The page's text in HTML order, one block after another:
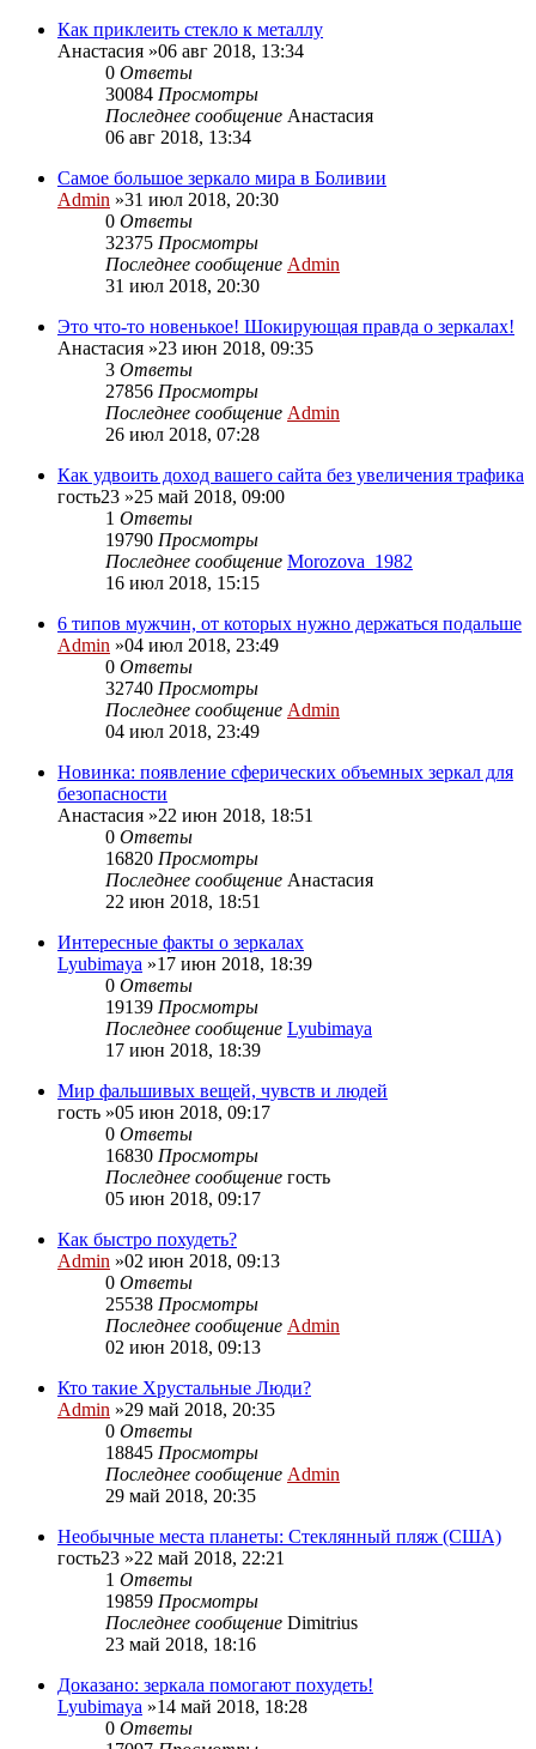
Как приклеить стекло к металлу
Анастасия »06 авг 2018, 13:34
0 Ответы
30084 Просмотры
Последнее сообщение Анастасия
06 авг 2018, 13:34
Самое большое зеркало мира в Боливии
Admin »31 июл 2018, 20:30
0 Ответы
32375 Просмотры
Последнее сообщение Admin
31 июл 2018, 20:30
Это что-то новенькое! Шокирующая правда о зеркалах!
Анастасия »23 июн 2018, 09:35
3 Ответы
27856 Просмотры
Последнее сообщение Admin
26 июл 2018, 07:28
Как удвоить доход вашего сайта без увеличения трафика
гость23 »25 май 2018, 09:00
1 Ответы
19790 Просмотры
Последнее сообщение Morozova_1982
16 июл 2018, 15:15
6 типов мужчин, от которых нужно держаться подальше
Admin »04 июл 2018, 23:49
0 Ответы
32740 Просмотры
Последнее сообщение Admin
04 июл 2018, 23:49
Новинка: появление сферических объемных зеркал для
безопасности
Анастасия »22 июн 2018, 18:51
0 Ответы
16820 Просмотры
Последнее сообщение Анастасия
22 июн 2018, 18:51
Интересные факты о зеркалах
Lyubimaya »17 июн 2018, 18:39
0 Ответы
19139 Просмотры
Последнее сообщение Lyubimaya
17 июн 2018, 18:39
Мир фальшивых вещей, чувств и людей
гость »05 июн 2018, 09:17
0 Ответы
16830 Просмотры
Последнее сообщение гость
05 июн 2018, 09:17
Как быстро похудеть?
Admin »02 июн 2018, 09:13
0 Ответы
25538 Просмотры
Последнее сообщение Admin
02 июн 2018, 09:13
Кто такие Хрустальные Люди?
Admin »29 май 2018, 20:35
0 Ответы
18845 Просмотры
Последнее сообщение Admin
29 май 2018, 20:35
Необычные места планеты: Стеклянный пляж (США)
гость23 »22 май 2018, 22:21
1 Ответы
19859 Просмотры
Последнее сообщение Dimitrius
23 май 2018, 18:16
Доказано: зеркала помогают похудеть!
Lyubimaya »14 май 2018, 18:28
0 Ответы